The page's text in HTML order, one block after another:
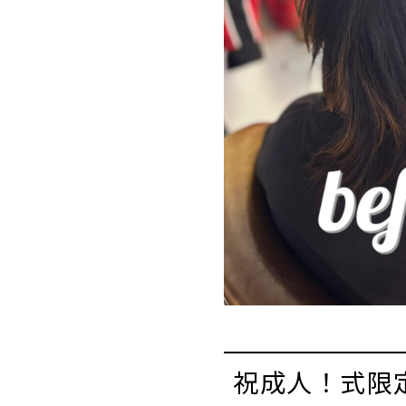
祝成人！式限